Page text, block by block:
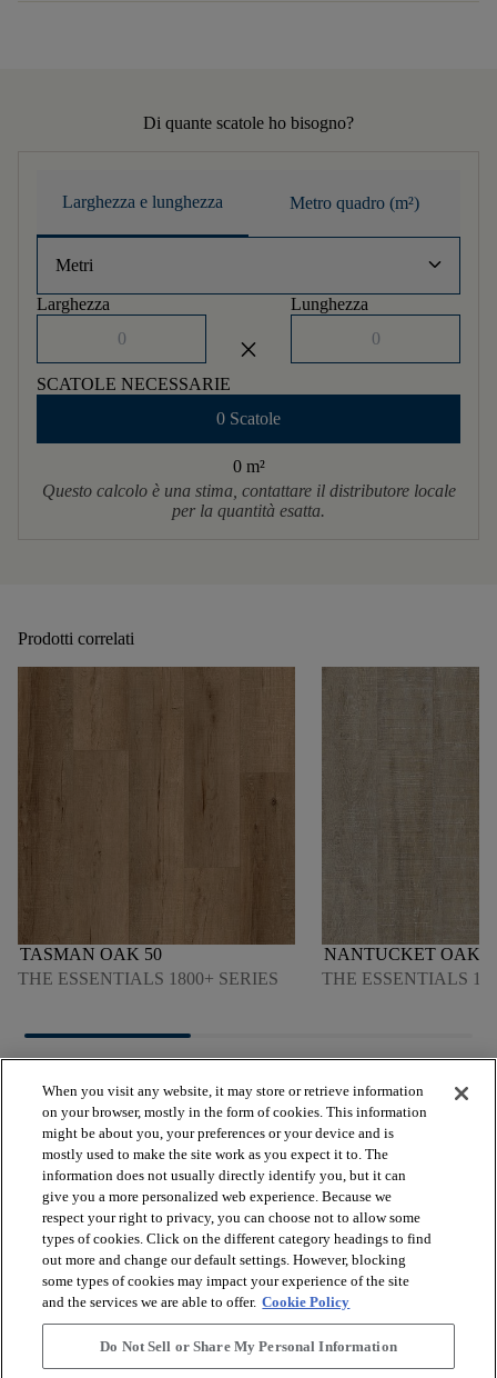
Di quante scatole ho bisogno?
Larghezza e lunghezza Metro quadro (m²)
Metri keyboard_arrow_down
Larghezza
close
Lunghezza
SCATOLE NECESSARIE
0 Scatole
0 m²
Questo calcolo è una stima, contattare il distributore locale
per la quantità esatta.
Prodotti correlati
TASMAN OAK 50
THE ESSENTIALS 1800+ SERIES
NANTUCKET OAK
THE ESSENTIALS
VISUALIZZA I PRODOTTI
STRUMENTI UTILI
When you visit any website, it may store or retrieve information
on your browser, mostly in the form of cookies. This information
might be about you, your preferences or your device and is
mostly used to make the site work as you expect it to. The
information does not usually directly identify you, but it can
give you a more personalized web experience. Because we
respect your right to privacy, you can choose not to allow some
types of cookies. Click on the different category headings to find
out more and change our default settings. However, blocking
some types of cookies may impact your experience of the site
and the services we are able to offer. Cookie Policy
Do Not Sell or Share My Personal Information